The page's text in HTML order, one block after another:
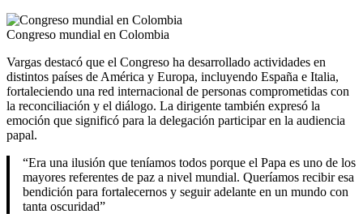
Congreso mundial en Colombia
Vargas destacó que el Congreso ha desarrollado actividades en
distintos países de América y Europa, incluyendo España e Italia,
fortaleciendo una red internacional de personas comprometidas con
la reconciliación y el diálogo. La dirigente también expresó la
emoción que significó para la delegación participar en la audiencia
papal.
“Era una ilusión que teníamos todos porque el Papa es uno de los
mayores referentes de paz a nivel mundial. Queríamos recibir esa
bendición para fortalecernos y seguir adelante en un mundo con
tanta oscuridad”